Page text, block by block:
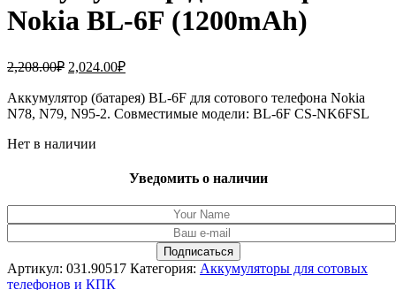
Nokia BL-6F (1200mAh)
2,208.00₽ Первоначальная
составляла
2,208.00₽.
2,024.00₽Текущая
2,024.00₽.
Аккумулятор (батарея) BL-6F для сотового телефона Nokia
N78, N79, N95-2. Совместимые модели: BL-6F CS-NK6FSL
Нет в наличии
Уведомить о наличии
Артикул: 031.90517 Категория: Аккумуляторы для сотовых
телефонов и КПК